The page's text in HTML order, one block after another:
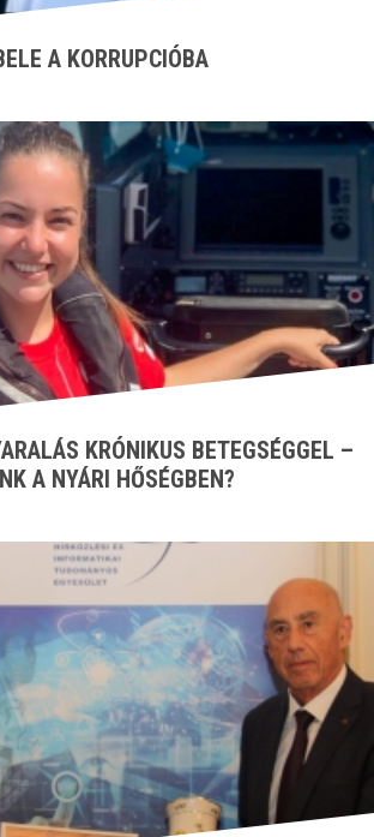
A KORRUPCIÓBA
KRÓNIKUS BETEGSÉGGEL –
A NYÁRI HŐSÉGBEN?